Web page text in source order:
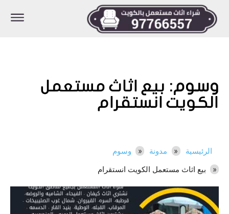
وسوم: بيع اثاث مستعمل
الكويت انستقرام
الرئيسية مدونة
وسوم
بيع اثاث مستعمل الكويت انستقرام